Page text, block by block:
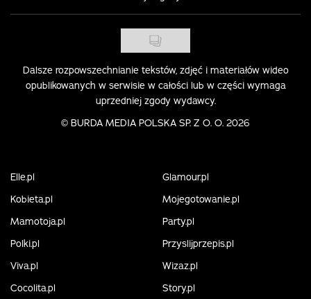
Dalsze rozpowszechnianie tekstów, zdjęć i materiałów wideo
opublikowanych w serwisie w całości lub w części wymaga
uprzedniej zgody wydawcy.
© BURDA MEDIA POLSKA SP. Z O. O. 2026
Elle.pl
Glamour.pl
Kobieta.pl
Mojegotowanie.pl
Mamotoja.pl
Party.pl
Polki.pl
Przyslijprzepis.pl
Viva.pl
Wizaz.pl
Cocolita.pl
Story.pl